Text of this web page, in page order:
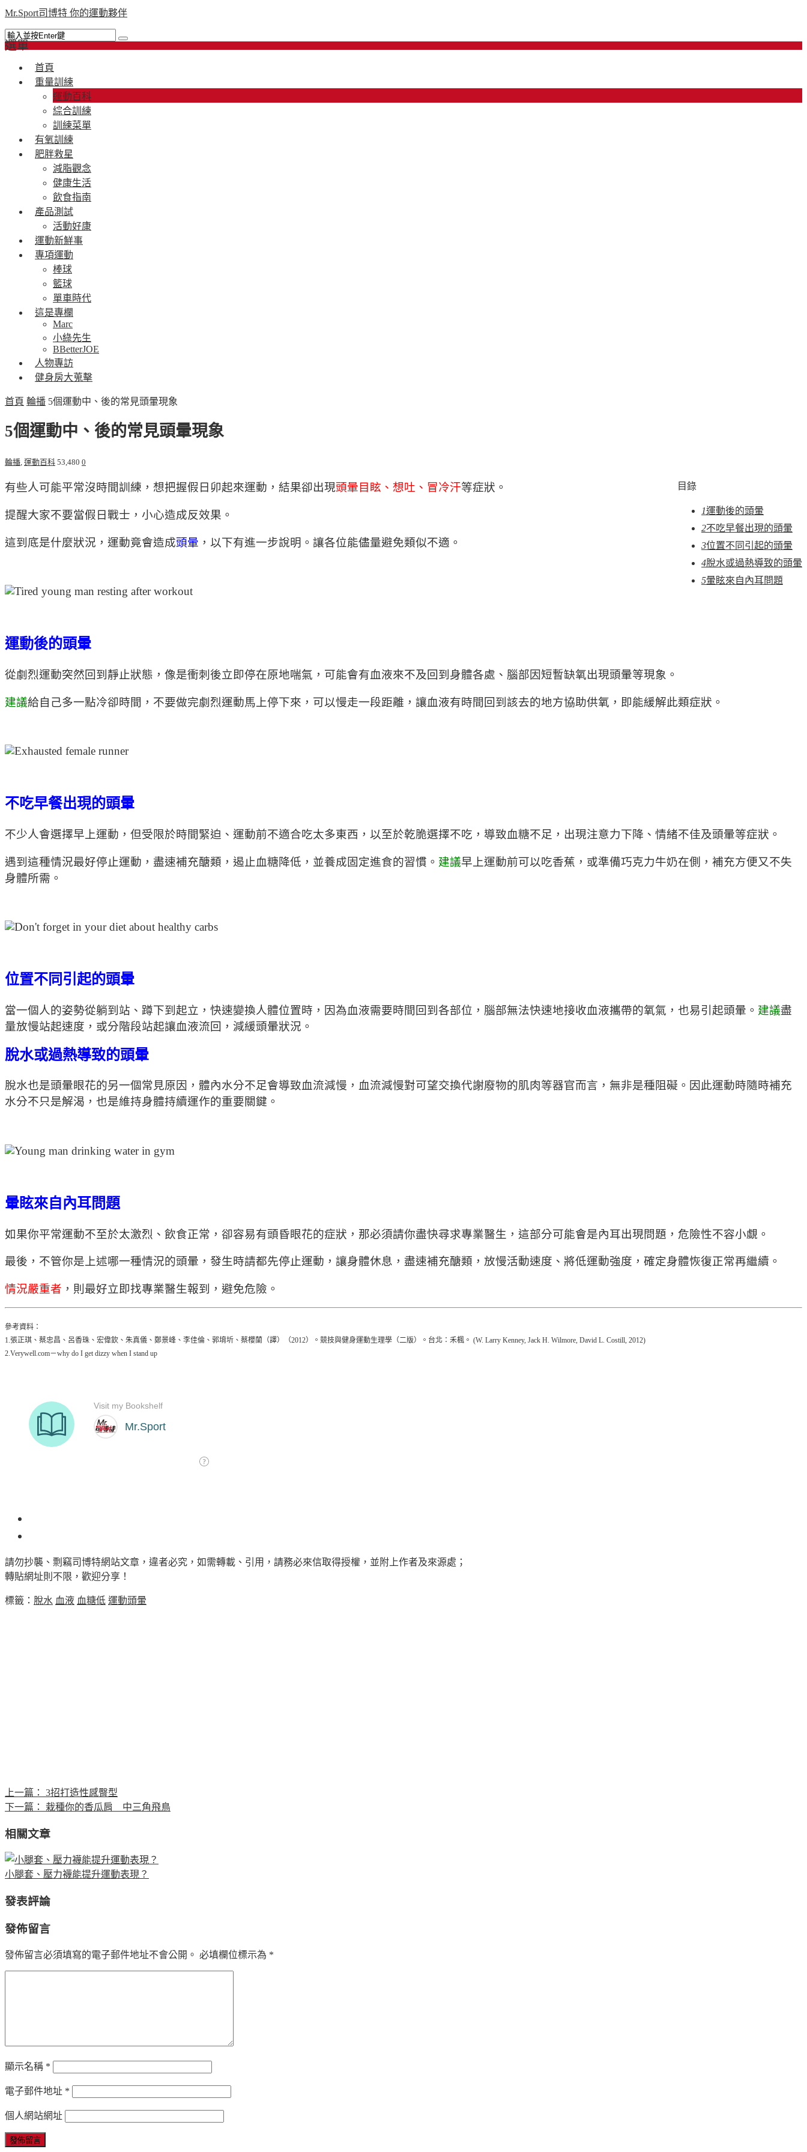
Mr.Sport司博特 你的運動夥伴
選單
首頁
重量訓練
運動百科
綜合訓練
訓練菜單
有氧訓練
肥胖救星
減脂觀念
健康生活
飲食指南
產品測試
活動好康
運動新鮮事
專項運動
棒球
籃球
單車時代
這是專欄
Marc
小綠先生
BBetterJOE
人物專訪
健身房大蒐擊
首頁 輪播 5個運動中、後的常見頭暈現象
5個運動中、後的常見頭暈現象
輪播 運動百科 53,480 0
目錄
1運動後的頭暈
2不吃早餐出現的頭暈
3位置不同引起的頭暈
4脫水或過熱導致的頭暈
5暈眩來自內耳問題
有些人可能平常沒時間訓練，想把握假日卯起來運動，結果卻出現頭暈目眩、想吐、冒冷汗等症狀。
提醒大家不要當假日戰士，小心造成反效果。
這到底是什麼狀況，運動竟會造成頭暈 ，以下有進一步說明。讓各位能儘量避免類似不適。
運動後的頭暈
從劇烈運動突然回到靜止狀態，像是衝刺後立即停在原地喘氣，可能會有血液來不及回到身體各處、腦部因短暫缺氧出現頭暈等現象。
建議給自己多一點冷卻時間，不要做完劇烈運動馬上停下來，可以慢走一段距離，讓血液有時間回到該去的地方協助供氧，即能緩解此類症狀。
不吃早餐出現的頭暈
不少人會選擇早上運動，但受限於時間緊迫、運動前不適合吃太多東西，以至於乾脆選擇不吃，導致血糖不足，出現注意力下降、情緒不佳及頭暈等症狀。
遇到這種情況最好停止運動，盡速補充醣類，遏止血糖降低，並養成固定進食的習慣。 建議早上運動前可以吃香蕉，或準備巧克力牛奶在側，補充方便又不失
身體所需。
位置不同引起的頭暈
當一個人的姿勢從躺到站、蹲下到起立，快速變換人體位置時，因為血液需要時間回到各部位，腦部無法快速地接收血液攜帶的氧氣，也易引起頭暈。 建議盡
量放慢站起速度，或分階段站起讓血液流回，減緩頭暈狀況。
脫水或過熱導致的頭暈
脫水也是頭暈眼花的另一個常見原因，體內水分不足會導致血流減慢，血流減慢對可望交換代謝廢物的肌肉等器官而言，無非是種阻礙。因此運動時隨時補充
水分不只是解渴，也是維持身體持續運作的重要關鍵。
暈眩來自內耳問題
如果你平常運動不至於太激烈、飲食正常，卻容易有頭昏眼花的症狀，那必須請你盡快尋求專業醫生，這部分可能會是內耳出現問題，危險性不容小覷。
最後，不管你是上述哪一種情況的頭暈，發生時請都先停止運動，讓身體休息，盡速補充醣類，放慢活動速度、將低運動強度，確定身體恢復正常再繼續。
情況嚴重者 ，則最好立即找專業醫生報到，避免危險。
參考資料：
1.張正琪、蔡忠昌、呂香珠、宏偉欽、朱真儀、鄭景峰、李佳倫、郭堉圻、蔡櫻蘭（譯）（2012）。競技與健身運動生理學（二版）。台北：禾楓。 (W. Larry Kenney, Jack H. Wilmore, David L. Costill, 2012)
2.Verywell.com－why do I get dizzy when I stand up
請勿抄襲、剽竊司博特網站文章，違者必究，如需轉載、引用，請務必來信取得授權，並附上作者及來源處；
轉貼網址則不限，歡迎分享！
標籤： 脫水 血液 血糖低 運動頭暈
上一篇：
3招打造性感臀型
下一篇：
栽種你的香瓜肩 中三角飛鳥
相關文章
小腿套、壓力襪能提升運動表現？
發表評論
發佈留言
發佈留言必須填寫的電子郵件地址不會公開。 必填欄位標示為 *
顯示名稱 *
電子郵件地址 *
個人網站網址